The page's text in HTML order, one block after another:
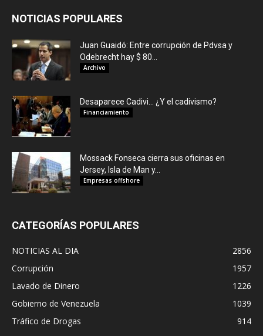
NOTICIAS POPULARES
Juan Guaidó: Entre corrupción de Pdvsa y
Odebrecht hay $ 80...
Archivo
Desaparece Cadivi… ¿Y el cadivismo?
Financiamiento
Mossack Fonseca cierra sus oficinas en
Jersey, Isla de Man y...
Empresas offshore
CATEGORÍAS POPULARES
NOTICIAS AL DIA
2856
Corrupción
1957
Lavado de Dinero
1226
Gobierno de Venezuela
1039
Tráfico de Drogas
914